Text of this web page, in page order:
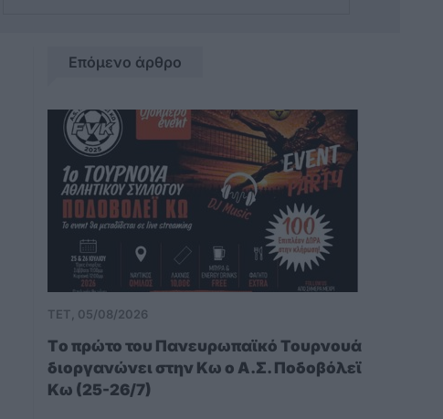
Επόμενο άρθρο
ΤΕΤ, 05/08/2026
Tο πρώτο του Πανευρωπαϊκό Τουρνουά
διοργανώνει στην Κω ο Α.Σ. Ποδοβόλεϊ
Κω (25-26/7)